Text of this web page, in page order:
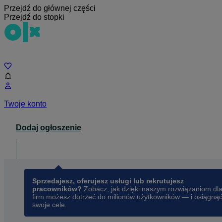
Przejdź do głównej części
Przejdź do stopki
Twoje konto
Dodaj ogłoszenie
Sprzedajesz, oferujesz usługi lub rekrutujesz
pracowników? Zobacz, jak dzięki naszym rozwiązaniom dla
firm możesz dotrzeć do milionów użytkowników — i osiągnąć
swoje cele.